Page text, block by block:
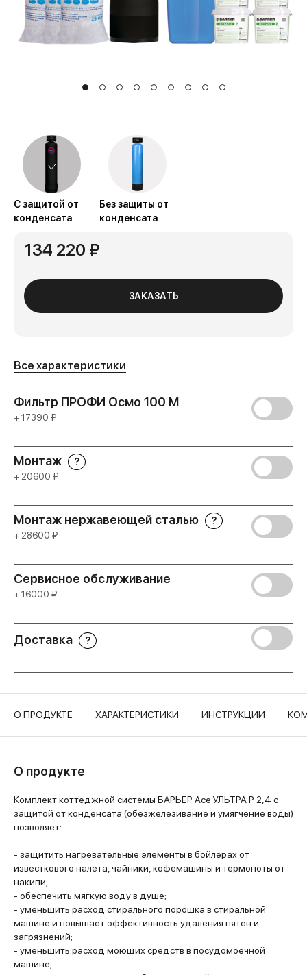
С защитой от
конденсата
Без защиты от
конденсата
134 220 ₽
ЗАКАЗАТЬ
Все характеристики
Фильтр ПРОФИ Осмо 100 М
+ 17390 ₽
Монтаж ?
+ 20600 ₽
Монтаж нержавеющей сталью ?
+ 28600 ₽
Сервисное обслуживание
+ 16000 ₽
Доставка ?
О ПРОДУКТЕ ХАРАКТЕРИСТИКИ ИНСТРУКЦИИ
О продукте
Комплект коттеджной системы БАРЬЕР Ace УЛЬТРА Р 2,4 с
защитой от конденсата (обезжелезивание и умягчение воды)
позволяет:
- защитить нагревательные элементы в бойлерах от
известкового налета, чайники, кофемашины и термопоты от
накипи;
- обеспечить мягкую воду в душе;
- уменьшить расход стирального порошка в стиральной
машине и повышает эффективность удаления пятен и
загрязнений;
- уменьшить расход моющих средств в посудомоечной
машине;